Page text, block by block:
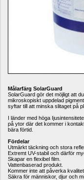
Målarfärg SolarGuard
SolarGuard gör det möjligt att
mikroskopiskt uppdelad
syftar till att minska slitaget på
I länder med höga
på ytor där det kommer i
bära förtid.
Fördelar
Utmärkt täckning och stora
Extremt UV-stabil och därför
Skapar en flexibel film.
Vattenbaserad produkt.
Kommer inte att påverka
Säkra för människor, djur och